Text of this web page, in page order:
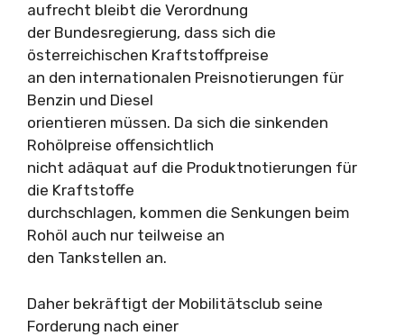
aufrecht bleibt die Verordnung
der Bundesregierung, dass sich die
österreichischen Kraftstoffpreise
an den internationalen Preisnotierungen für
Benzin und Diesel
orientieren müssen. Da sich die sinkenden
Rohölpreise offensichtlich
nicht adäquat auf die Produktnotierungen für
die Kraftstoffe
durchschlagen, kommen die Senkungen beim
Rohöl auch nur teilweise an
den Tankstellen an.
Daher bekräftigt der Mobilitätsclub seine
Forderung nach einer